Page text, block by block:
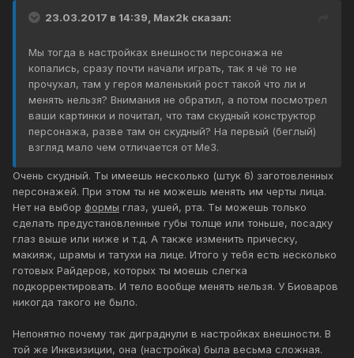
23.03.2017 в 14:39, Max2k сказал:
Мы тогда в настройках внешности персонажа не
копались, сразу почти начали играть, так я чё то не
прочухал, там у героя маленький рост такой что ли и
менять нельзя? Внимания не обратил, а потом посмотрел
ваши картинки и почитал, что там скудный конструктор
персонажа, разве там он скудный? На первый (беглый)
взгляд мало чем отличается от Me3.
Очень скудный. Ты имеешь несколько (штук 6) заготовленных
персонажей. При этом ты не можешь менять им черты лица.
Нет на выбор формы глаз, ушей, рта. Ты можешь только
сделать предустановленные губы толще или тоньше, посадку
глаз выше или ниже и т.д. А также изменить прическу,
макияж, шрамы и татухи на лице. Итого у тебя есть несколько
готовых Райдеров, которых ты моешь слегка
подкорректировать. И тело вообще менять нельзя. У Биоваров
никогда такого не было.
Непонятно почему так диграднули в настройках внешности. В
той же Инквизиции, она (настройка) была весьма сложная.